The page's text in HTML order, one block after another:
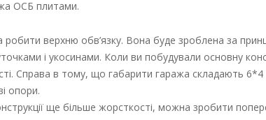
ОСБ плитами.
верхню обв’язку. Вона буде зроблена за
і укосинами. Коли ви побудували основну
Справа в тому, що габарити гаража складають
опори.
ще більше жорсткості, можна зробити